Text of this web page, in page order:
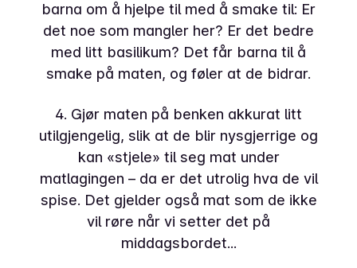
barna om å hjelpe til med å smake til: Er
det noe som mangler her? Er det bedre
med litt basilikum? Det får barna til å
smake på maten, og føler at de bidrar.
4. Gjør maten på benken akkurat litt
utilgjengelig, slik at de blir nysgjerrige og
kan «stjele» til seg mat under
matlagingen – da er det utrolig hva de vil
spise. Det gjelder også mat som de ikke
vil røre når vi setter det på
middagsbordet...